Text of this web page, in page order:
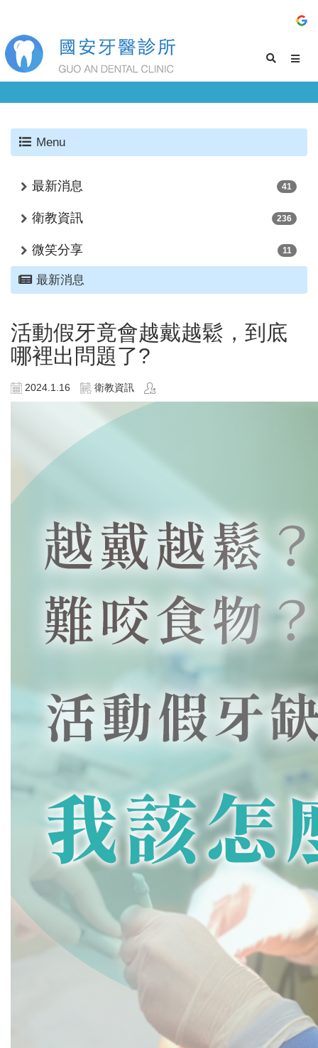
Menu
最新消息 41
衛教資訊 236
微笑分享 11
最新消息
活動假牙竟會越戴越鬆，到底
哪裡出問題了?
2024.1.16 衛教資訊